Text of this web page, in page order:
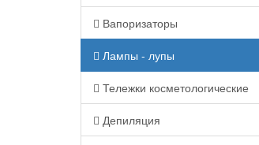
Вапоризаторы
Лампы - лупы
Тележки косметологические
Депиляция